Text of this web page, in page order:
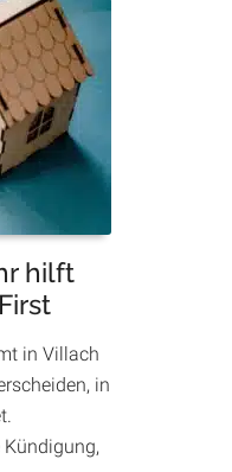
hilft
in Villach
in